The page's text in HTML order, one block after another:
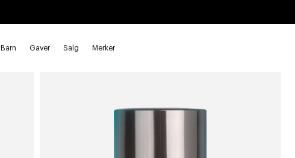
Barn Gaver Salg Merker
Deodoranter Spray